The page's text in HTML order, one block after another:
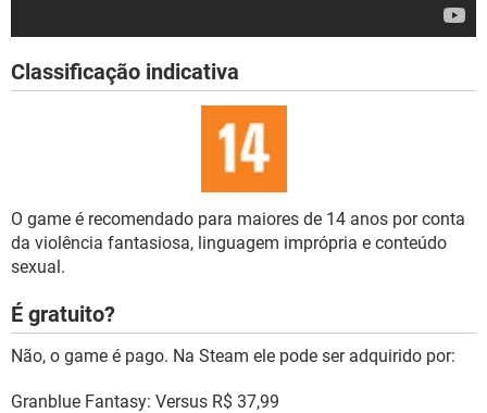
Classificação indicativa
O game é recomendado para maiores de 14 anos por conta
da violência fantasiosa, linguagem imprópria e conteúdo
sexual.
É gratuito?
Não, o game é pago. Na Steam ele pode ser adquirido por:
Granblue Fantasy: Versus R$ 37,99